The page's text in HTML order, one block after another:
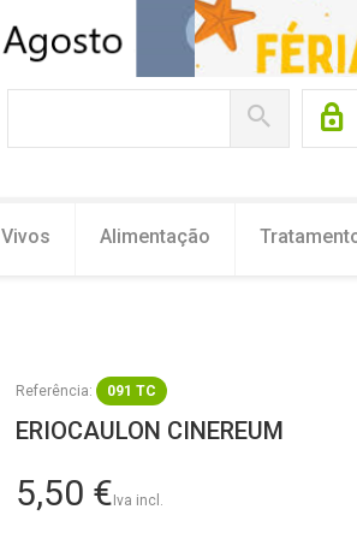
Vivos Alimentação
Referência: 091 TC
ERIOCAULON CINEREUM
5,50 €Iva incl.